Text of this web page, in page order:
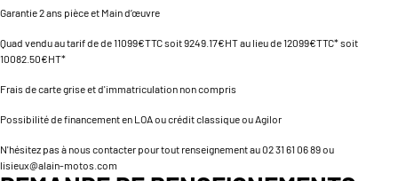
Garantie 2 ans pièce et Main d’œuvre
Quad vendu au tarif de de 11099€TTC soit 9249.17€HT au lieu de 12099€TTC* soit
10082.50€HT*
Frais de carte grise et d'immatriculation non compris
Possibilité de financement en LOA ou crédit classique ou Agilor
N'hésitez pas à nous contacter pour tout renseignement au 02 31 61 06 89 ou
lisieux@alain-motos.com